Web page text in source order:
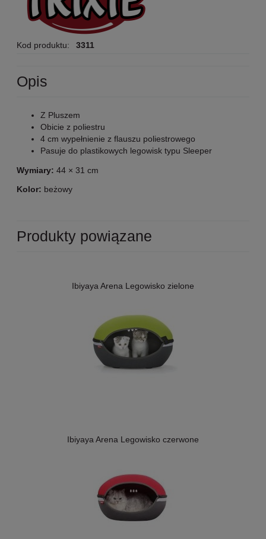
Kod produktu: 3311
Opis
Z Pluszem
Obicie z poliestru
4 cm wypełnienie z flauszu poliestrowego
Pasuje do plastikowych legowisk typu Sleeper
Wymiary: 44 × 31 cm
Kolor: beżowy
Produkty powiązane
Ibiyaya Arena Legowisko zielone
Ibiyaya Arena Legowisko czerwone